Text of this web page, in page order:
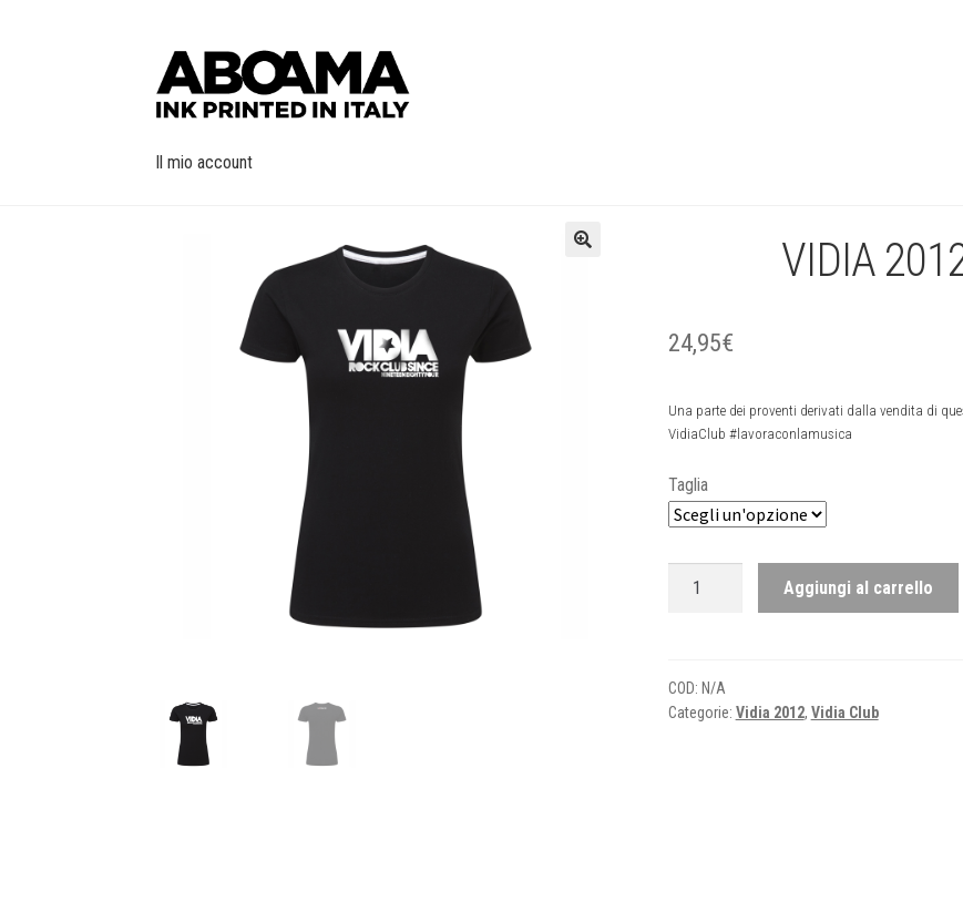
Vai
alla
navigazione
Vai
al
contenuto
Il mio account
VIDIA
24,95€
Una parte dei proventi derivati dalla vendita di
VidiaClub #lavoraconlamusica
Taglia
VIDIA
donna
quantità
Aggiungi al carrello
COD: N/A
Categorie: Vidia 2012, Vidia Club